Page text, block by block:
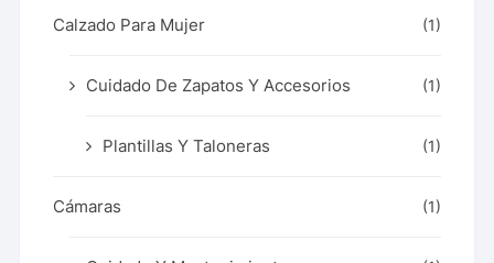
Calzado Para Mujer (1)
Cuidado De Zapatos Y Accesorios (1)
Plantillas Y Taloneras (1)
Cámaras (1)